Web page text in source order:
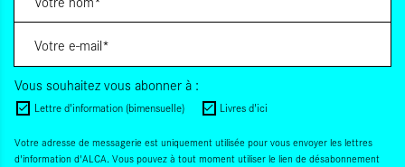
Vous souhaitez vous abonner à :
Lettre d'information (bimensuelle) Livres d'ici
Votre adresse de messagerie est uniquement utilisée pour vous envoyer les lettres
d'information d'ALCA. Vous pouvez à tout moment utiliser le lien de désabonnement